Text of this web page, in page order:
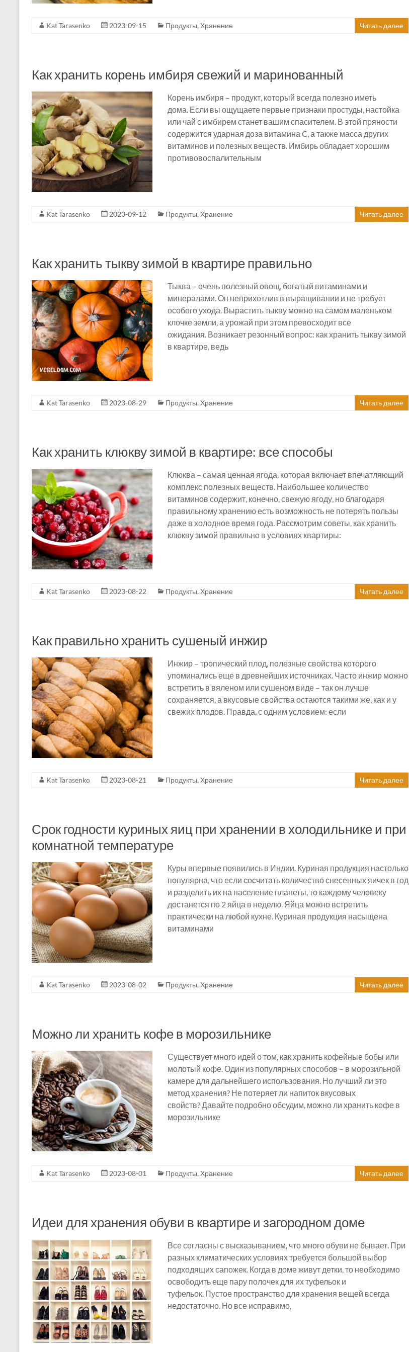
Kat Tarasenko 2023-09-15 Продукты, Хранение Читать далее
Как хранить корень имбиря свежий и маринованный
Корень имбиря – продукт, который всегда полезно иметь
дома. Если вы ощущаете первые признаки простуды, настойка
или чай с имбирем станет вашим спасителем. В этой пряности
содержится ударная доза витамина C, а также масса других
витаминов и полезных веществ. Имбирь обладает хорошим
противовоспалительным
Kat Tarasenko 2023-09-12 Продукты, Хранение Читать далее
Как хранить тыкву зимой в квартире правильно
Тыква – очень полезный овощ, богатый витаминами и
минералами. Он неприхотлив в выращивании и не требует
особого ухода. Вырастить тыкву можно на самом маленьком
клочке земли, а урожай при этом превосходит все
ожидания. Возникает резонный вопрос: как хранить тыкву зимой
в квартире, ведь
Kat Tarasenko 2023-08-29 Продукты, Хранение Читать далее
Как хранить клюкву зимой в квартире: все способы
Клюква – самая ценная ягода, которая включает впечатляющий
комплекс полезных веществ. Наибольшее количество
витаминов содержит, конечно, свежую ягоду, но благодаря
правильному хранению есть возможность не потерять пользы
даже в холодное время года. Рассмотрим советы, как хранить
клюкву зимой правильно в условиях квартиры:
Kat Tarasenko 2023-08-22 Продукты, Хранение Читать далее
Как правильно хранить сушеный инжир
Инжир – тропический плод, полезные свойства которого
упоминались еще в древнейших источниках. Часто инжир можно
встретить в вяленом или сушеном виде – так он лучше
сохраняется, а вкусовые свойства остаются такими же, как и у
свежих плодов. Правда, с одним условием: если
Kat Tarasenko 2023-08-21 Продукты, Хранение Читать далее
Срок годности куриных яиц при хранении в холодильнике и при
комнатной температуре
Куры впервые появились в Индии. Куриная продукция настолько
популярна, что если сосчитать количество снесенных яичек в год
и разделить их на население планеты, то каждому человеку
достанется по 2 яйца в неделю. Яйца можно встретить
практически на любой кухне. Куриная продукция насыщена
витаминами
Kat Tarasenko 2023-08-02 Продукты, Хранение Читать далее
Можно ли хранить кофе в морозильнике
Существует много идей о том, как хранить кофейные бобы или
молотый кофе. Один из популярных способов – в морозильной
камере для дальнейшего использования. Но лучший ли это
метод хранения? Не потеряет ли напиток вкусовых
свойств? Давайте подробно обсудим, можно ли хранить кофе в
морозильнике
Kat Tarasenko 2023-08-01 Продукты, Хранение Читать далее
Идеи для хранения обуви в квартире и загородном доме
Все согласны с высказыванием, что много обуви не бывает. При
разных климатических условиях требуется большой выбор
подходящих сапожек. Когда в доме живут детки, то необходимо
освободить еще пару полочек для их туфельок и
туфельок. Пустое пространство для хранения вещей всегда
недостаточно. Но все исправимо,